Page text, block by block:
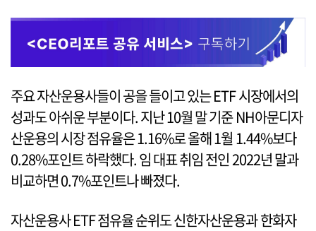
주요 자산운용사들이 공을 들이고 있는 ETF 시장에서의
성과도 아쉬운 부분이다. 지난 10월 말 기준 NH아문디자
산운용의 시장 점유율은 1.16%로 올해 1월 1.44%보다
0.28%포인트 하락했다. 임 대표 취임 전인 2022년 말과
비교하면 0.7%포인트나 빠졌다.
자산운용사 ETF 점유율 순위도 신한자산운용과 한화자